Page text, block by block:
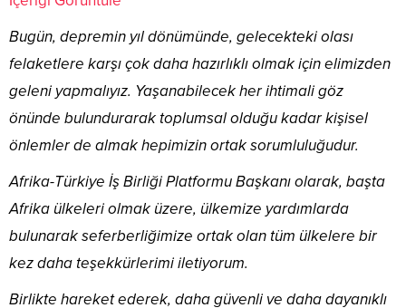
Bugün, depremin yıl dönümünde, gelecekteki olası
felaketlere karşı çok daha hazırlıklı olmak için elimizden
geleni yapmalıyız. Yaşanabilecek her ihtimali göz
önünde bulundurarak toplumsal olduğu kadar kişisel
önlemler de almak hepimizin ortak sorumluluğudur.
Afrika-Türkiye İş Birliği Platformu Başkanı olarak, başta
Afrika ülkeleri olmak üzere, ülkemize yardımlarda
bulunarak seferberliğimize ortak olan tüm ülkelere bir
kez daha teşekkürlerimi iletiyorum.
Birlikte hareket ederek, daha güvenli ve daha dayanıklı